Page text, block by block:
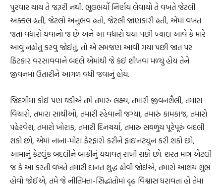
પુરવાર થાય તે જરૂરી નથી. ભૂલભર્યો નિર્ણય લેવાયો તે વખતે જેટલી
અક્કલ હતી, જેટલો અનુભવ હતો, જેટલી જાણકારી હતી, એમાં વખત
જતાં વધારો થવાનો જ છે અને આ વધારો થયા પછી ખ્યાલ આવે કે મારે
આવું નહોતું કરવું જોઈતું, તો એ સમજણ આવી ગયા પછી જાત પર
ફિટકાર વરસાવવાને બદલે એમાંથી જે કંઈ શીખવા મળ્યું હોય તેને
જીવનમાં ઉતારીને આગળ વધી જવાનું હોય.
જિંદગીમાં કોઈ પણ ઘડીએ તમે તમારું લક્ષ્ય, તમારી જીવનશૈલી, તમારા
વિચારો, તમારા સાથીઓ, તમારી રહેવાની જગ્યા, તમારું કામકાજ, તમારો
પહેરવેશ, તમારો ખોરાક, તમારી દિનચર્યા, તમારું સઘળુંય પૂરેપૂરું બદલી
શકો છો, એમાં નાના-મોટા ફેરફારો કરીને ફાઇનટ્યુન કરી શકો છો,
આમાનું કેટલુંક બદલીને બાકીનું યથાવત્ રાખી શકો છો. શરત માત્ર એટલી
જ કે આ કરતી વખતે તમારી દાનત શુદ્ધ હોવી જોઈએ, તમારો આશય શુભ
હોવો જોઈએ, તમે જે નીતિમત્તા-સિદ્ધાંતોમાં દૃઢ વિશ્વાસ ધરાવતા હો તેમાં